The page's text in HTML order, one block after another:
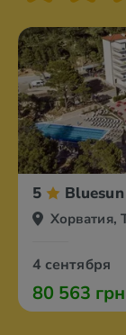
5
Хорватия,
4 сентября
80 563 грн